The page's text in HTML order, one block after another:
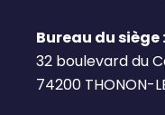
Bureau du siège :
32 boulevard du
74200 THONON-